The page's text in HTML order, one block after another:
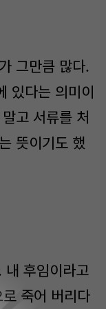
그만큼 많다.
있다는 의미이
고 서류를 처
뜻이기도 했
후임이라고
죽어 버리다